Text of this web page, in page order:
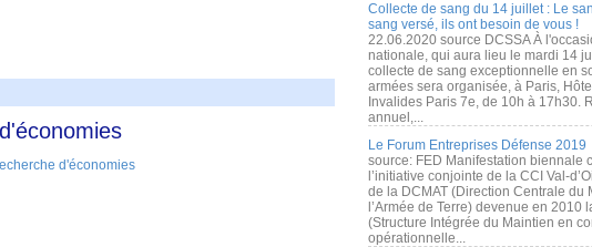
Collecte de sang du 14 juillet : Le
sang versé, ils ont besoin de vous !
22.06.2020 source DCSSA À
nationale, qui aura lieu le mardi 14
collecte de sang exceptionnelle en
armées sera organisée, à Paris,
Invalides Paris 7e, de 10h à 17h30.
annuel,...
Le Forum Entreprises Défense 2019
source: FED Manifestation biennale
l’initiative conjointe de la CCI Val-
de la DCMAT (Direction Centrale du
l’Armée de Terre) devenue en 2010
(Structure Intégrée du Maintien en
opérationnelle...